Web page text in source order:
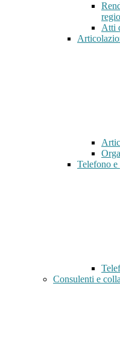
Atti
Telefono e
Consulenti e